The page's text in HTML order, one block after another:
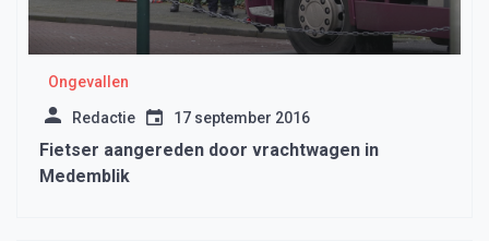
Ongevallen
Redactie 17 september 2016
Fietser aangereden door vrachtwagen in
Medemblik